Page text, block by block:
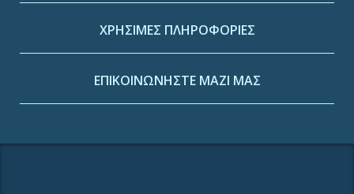
ΧΡΗΣΙΜΕΣ ΠΛΗΡΟΦΟΡΙΕΣ
ΕΠΙΚΟΙΝΩΝΗΣΤΕ ΜΑΖΙ ΜΑΣ